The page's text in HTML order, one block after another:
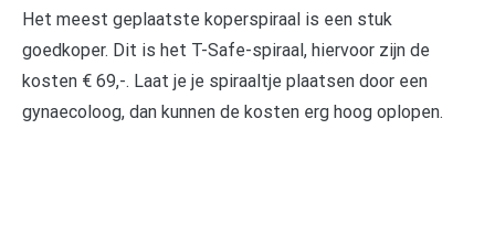
Het meest geplaatste koperspiraal is een stuk
goedkoper. Dit is het T-Safe-spiraal, hiervoor zijn de
kosten € 69,-. Laat je je spiraaltje plaatsen door een
gynaecoloog, dan kunnen de kosten erg hoog oplopen.